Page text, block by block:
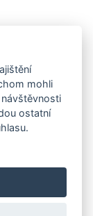
nemusí nutně
mohli
ostatní